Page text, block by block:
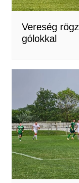
Vereség
gólokkal